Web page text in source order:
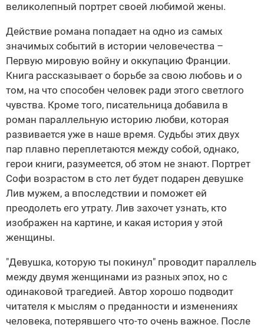
великолепный портрет своей любимой жены.
Действие романа попадает на одно из самых
значимых событий в истории человечества –
Первую мировую войну и оккупацию Франции.
Книга рассказывает о борьбе за свою любовь и о
том, на что способен человек ради этого светлого
чувства. Кроме того, писательница добавила в
роман параллельную историю любви, которая
развивается уже в наше время. Судьбы этих двух
пар плавно переплетаются между собой, однако,
герои книги, разумеется, об этом не знают. Портрет
Софи возрастом в сто лет будет подарен девушке
Лив мужем, а впоследствии и поможет ей
преодолеть его утрату. Лив захочет узнать, кто
изображен на картине, и какая история у этой
женщины.
"Девушка, которую ты покинул" проводит параллель
между двумя женщинами из разных эпох, но с
одинаковой трагедией. Автор хорошо подводит
читателя к мыслям о преданности и изменениях
человека, потерявшего что-то очень важное. После